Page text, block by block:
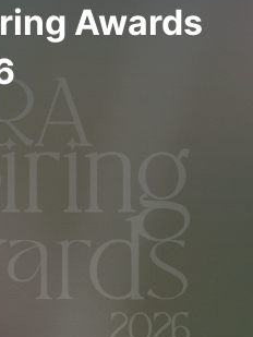
Awards